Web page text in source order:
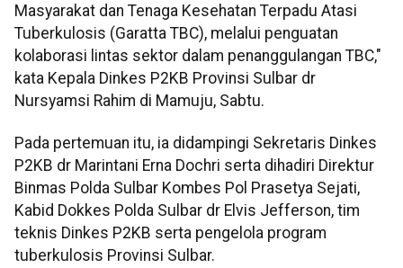
Masyarakat dan Tenaga Kesehatan Terpadu Atasi
Tuberkulosis (Garatta TBC), melalui penguatan
kolaborasi lintas sektor dalam penanggulangan TBC,"
kata Kepala Dinkes P2KB Provinsi Sulbar dr
Nursyamsi Rahim di Mamuju, Sabtu.
Pada pertemuan itu, ia didampingi Sekretaris Dinkes
P2KB dr Marintani Erna Dochri serta dihadiri Direktur
Binmas Polda Sulbar Kombes Pol Prasetya Sejati,
Kabid Dokkes Polda Sulbar dr Elvis Jefferson, tim
teknis Dinkes P2KB serta pengelola program
tuberkulosis Provinsi Sulbar.